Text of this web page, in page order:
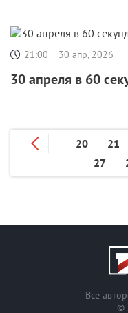
21:00 30 апр, 2026
30 апреля в 60
20 21
27
Все
©